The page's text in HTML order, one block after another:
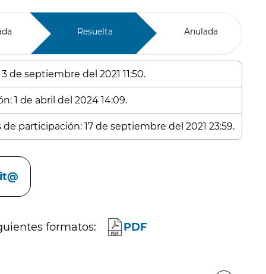
Resuelta Anulada
de septiembre del 2021 11:50.
1 de abril del 2024 14:09.
participación: 17 de septiembre del 2021 23:59.
formatos: PDF